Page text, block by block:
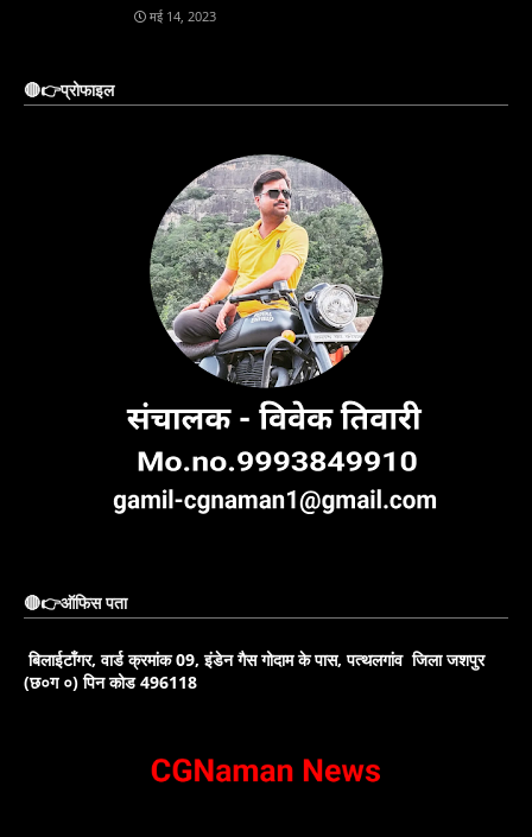
मई 14, 2023
🔴👉प्रोफाइल
🔴👉ऑफिस पता
बिलाईटाँगर, वार्ड क्रमांक 09, इंडेन गैस गोदाम के पास, पत्थलगांव जिला जशपुर
(छ०ग ०) पिन कोड 496118